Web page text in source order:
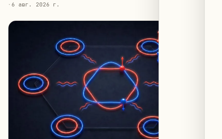
· 6 авг. 2026 г.